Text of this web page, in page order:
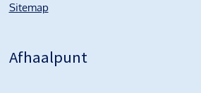
Sitemap
Afhaalpunt